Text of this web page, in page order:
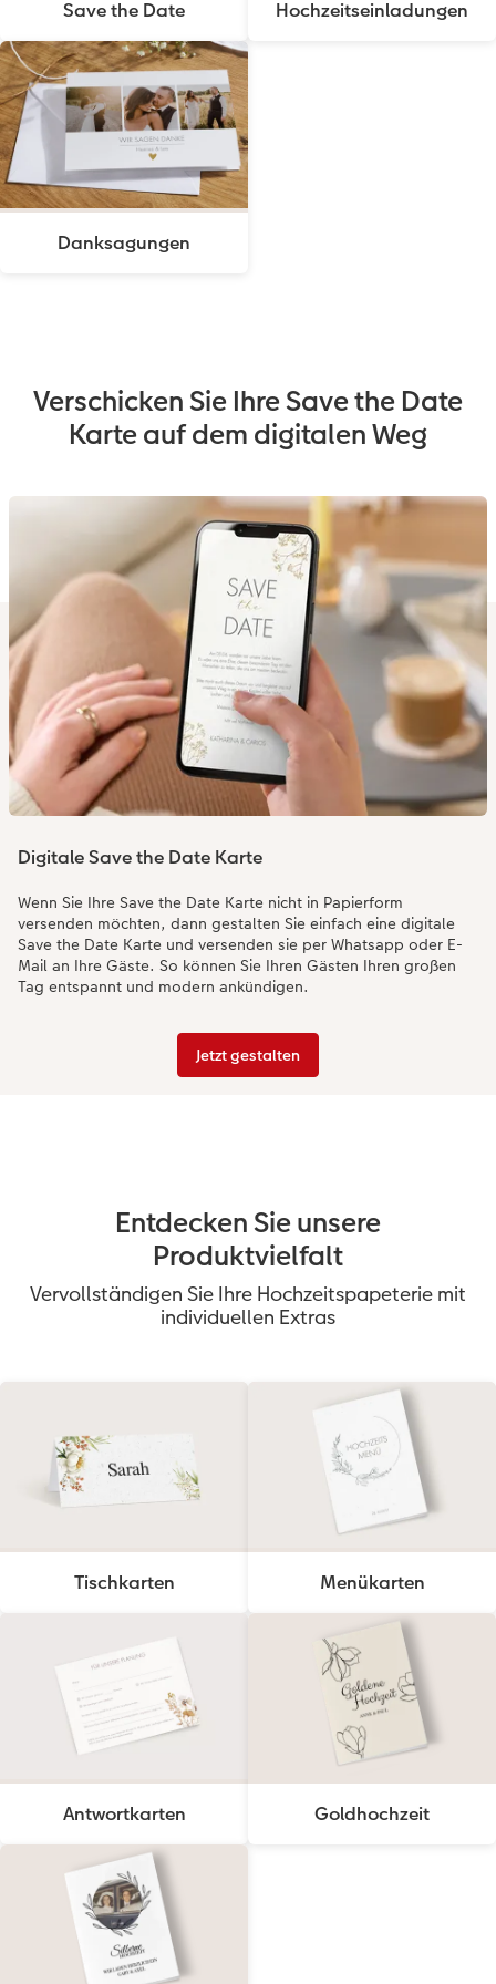
Anleitungen & Hilfe
Inspiration
Neuheiten
im Wunschformat
Neuheiten
Extras
Digitale Grußkarte
CEWE myPhotos
Neuheiten
CEWE myPhotos
Neuheiten
Save the Date Hochzeitseinladungen
Danksagungen
Verschicken Sie Ihre Save the Date
Karte auf dem digitalen Weg
Digitale Save the Date Karte
Wenn Sie Ihre Save the Date Karte nicht in Papierform
versenden möchten, dann gestalten Sie einfach eine digitale
Save the Date Karte und versenden sie per Whatsapp oder E-
Mail an Ihre Gäste. So können Sie Ihren Gästen Ihren großen
Tag entspannt und modern ankündigen.
Jetzt gestalten
Entdecken Sie unsere
Produktvielfalt
Vervollständigen Sie Ihre Hochzeitspapeterie mit
individuellen Extras
Tischkarten Menükarten
Antwortkarten Goldhochzeit